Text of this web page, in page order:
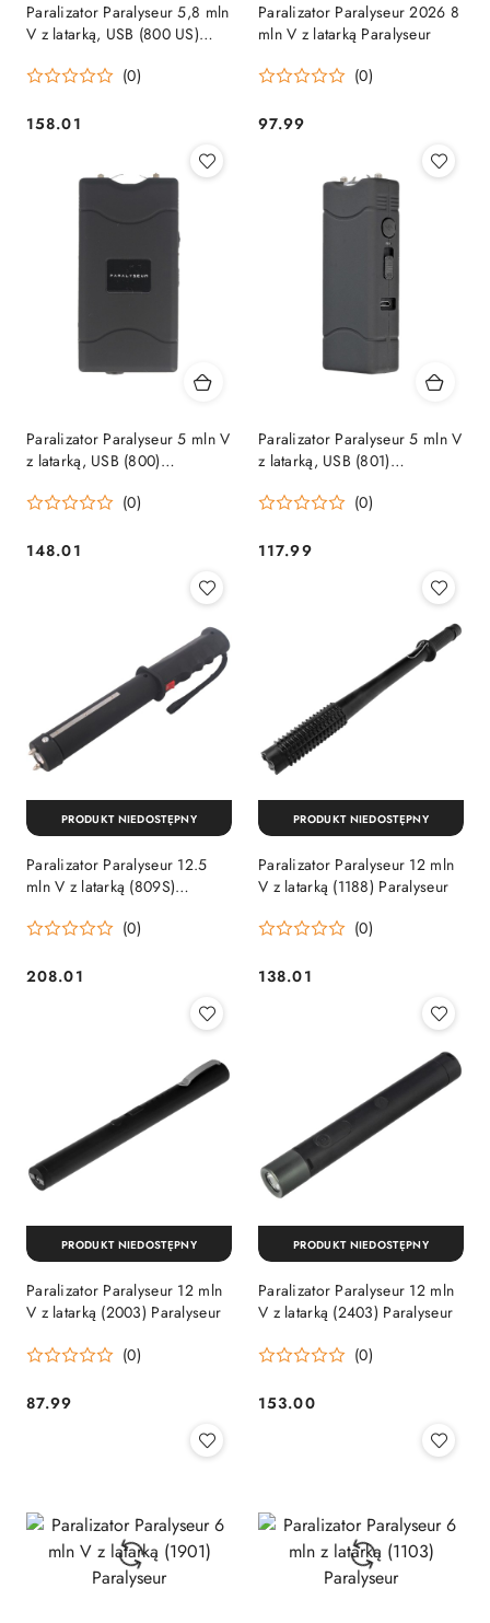
Paralizator Paralyseur 5,8 mln
V z latarką, USB (800 US)
(0)
Cena:
158.01
Paralizator Paralyseur 2026 8
mln V z latarką Paralyseur
(0)
Cena:
97.99
Paralizator Paralyseur 5 mln V
z latarką, USB (800)
(0)
Cena:
148.01
Paralizator Paralyseur 5 mln V
z latarką, USB (801)
(0)
Cena:
117.99
Paralizator Paralyseur 12.5
mln V z latarką (809S)
(0)
Cena:
208.01
PRODUKT NIEDOSTĘPNY
Paralizator Paralyseur 12 mln
V z latarką (1188) Paralyseur
(0)
Cena:
138.01
PRODUKT NIEDOSTĘPNY
Paralizator Paralyseur 12 mln
V z latarką (2003) Paralyseur
(0)
Cena:
87.99
PRODUKT NIEDOSTĘPNY
Paralizator Paralyseur 12 mln
V z latarką (2403) Paralyseur
(0)
Cena:
153.00
PRODUKT NIEDOSTĘPNY